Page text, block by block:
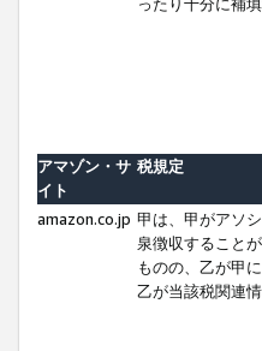
アマゾン・サ
イト
税規定
amazon.co.jp 甲は、甲がアソ
泉徴収すること
ものの、乙が甲
乙が当該税関連